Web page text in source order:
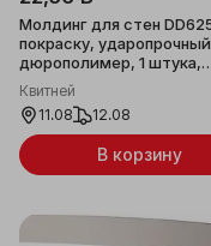
Молдинг для стен
покраску,
дюрополимер, 1 штука,
45х15x2000мм
Квитней
11.08
12.08
В корзину